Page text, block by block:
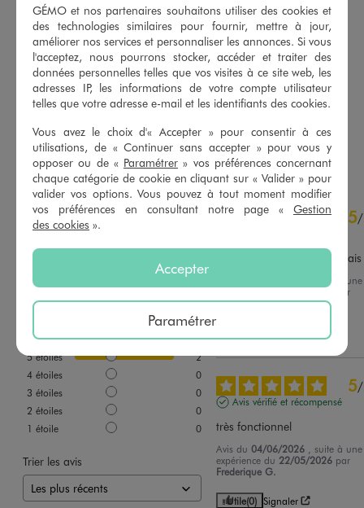
Sac à main à anses en bois et bandoulière en chaîne femme
24,99 €
4.5/5 de moyenne
(12 avis)
AJOUTER AU PANIER
Sac en paille tricolore porté main et porté épaule femme
19,99 €
5/5 de moyenne
(16 avis)
AJOUTERAU PANIER
5/ 5
Voir tous les avis sur ce site
5étoiles
2
4 étoiles
0
3 étoiles
0
2 étoiles
0
1 étoile 0
Trier les avis
5/
J'ai trouvé ce que je cherchais
, suite à une
expérience du26/06/2026
par
Chantal V.
5/
Avis vérifié et récompensé
très fonctionnel
Avis du04/06/2026
, suite à une
expérience du 22/05/2026 par
Frederique G.
Utile(0) Signaler
GÉMO et nos partenaires souhaitons utiliser des cookies et
des technologies similaires pour fournir, mettre à jour,
améliorer nos services et personnaliser les annonces. Si vous
l'acceptez, nous pourrons stocker, accéder et traiter des
données personnelles telles que vos visites à ce site web, les
adresses IP, les informations de votre compte utilisateur
telles que votre adresse e-mail et les identifiants des cookies.
Vous avez le choix d'« Accepter » pour consentir à ces
utilisations, de « Continuer sans accepter » pour vous y
opposer ou de « Paramétrer » vos préférences concernant
chaque catégorie de cookie en cliquant sur « Valider » pour
valider vos options. Vous pouvez à tout moment modifier
vos préférences en consultant notre page « Gestion
des cookies ».
Accepter
Paramétrer